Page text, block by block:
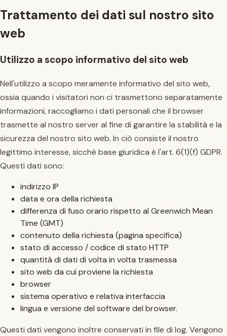
Trattamento dei dati sul nostro sito
web
Utilizzo a scopo informativo del sito web
Nell'utilizzo a scopo meramente informativo del sito web,
ossia quando i visitatori non ci trasmettono separatamente
informazioni, raccogliamo i dati personali che il browser
trasmette al nostro server al fine di garantire la stabilità e la
sicurezza del nostro sito web. In ciò consiste il nostro
legittimo interesse, sicché base giuridica è l'art. 6(1)(f) GDPR.
Questi dati sono:
indirizzo IP
data e ora della richiesta
differenza di fuso orario rispetto al Greenwich Mean
Time (GMT)
contenuto della richiesta (pagina specifica)
stato di accesso / codice di stato HTTP
quantità di dati di volta in volta trasmessa
sito web da cui proviene la richiesta
browser
sistema operativo e relativa interfaccia
lingua e versione del software del browser.
Questi dati vengono inoltre conservati in file di log. Vengono